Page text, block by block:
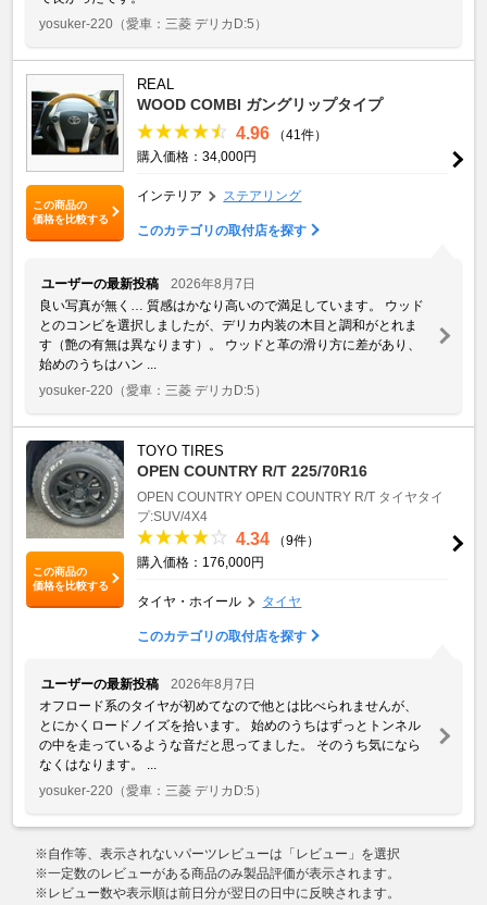
yosuker-220 （愛車：三菱 デリカD:5）
この商品の
価格を比較する
REAL
WOOD COMBI ガングリップタイプ
4.96
（41件）
購入価格：34,000円
インテリア ステアリング
このカテゴリの取付店を探す
ユーザーの最新投稿
2026年8月7日
良い写真が無く… 質感はかなり高いので満足しています。 ウッド
とのコンビを選択しましたが、デリカ内装の木目と調和がとれま
す（艶の有無は異なります）。 ウッドと革の滑り方に差があり、
始めのうちはハン ...
yosuker-220 （愛車：三菱 デリカD:5）
この商品の
価格を比較する
TOYO TIRES
OPEN COUNTRY R/T 225/70R16
OPEN COUNTRY OPEN COUNTRY R/T タイヤタイ
プ:SUV/4X4
4.34
（9件）
購入価格：176,000円
タイヤ・ホイール タイヤ
このカテゴリの取付店を探す
ユーザーの最新投稿
2026年8月7日
オフロード系のタイヤが初めてなので他とは比べられませんが、
とにかくロードノイズを拾います。 始めのうちはずっとトンネル
の中を走っているような音だと思ってました。 そのうち気になら
なくはなります。 ...
yosuker-220 （愛車：三菱 デリカD:5）
※自作等、表示されないパーツレビューは「レビュー」を選択
※一定数のレビューがある商品のみ製品評価が表示されます。
※レビュー数や表示順は前日分が翌日の日中に反映されます。